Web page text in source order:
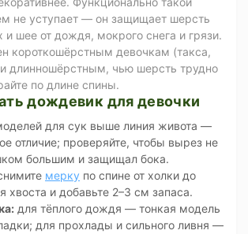
не уступает — он защищает шерсть
и шее от дождя, мокрого снега и грязи.
короткошёрстным девочкам (такса,
и длинношёрстным, чью шерсть трудно
по длине спины.
дождевик для девочки
для сук выше линия живота —
отличие; проверяйте, чтобы вырез не
большим и защищал бока.
мерку по спине от холки до
хвоста и добавьте 2–3 см запаса.
для тёплого дождя — тонкая модель
для прохлады и сильного ливня —